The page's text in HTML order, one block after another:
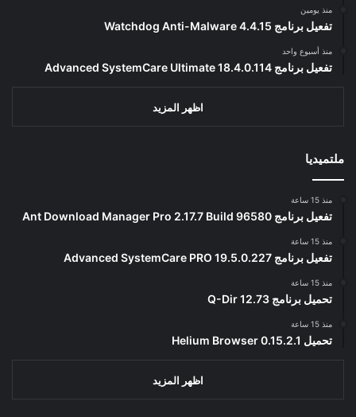
منذ يومين
تفعيل برنامج Watchdog Anti-Malware 4.4.15
منذ أسبوع واحد
تفعيل برنامج Advanced SystemCare Ultimate 18.4.0.114
اظهر المزيد
ملتميديا
منذ 15 ساعة
تفعيل برنامج Ant Download Manager Pro 2.17.7 Build 96580
منذ 15 ساعة
تفعيل برنامج Advanced SystemCare PRO 19.5.0.227
منذ 15 ساعة
تحميل برنامج Q-Dir 12.73
منذ 15 ساعة
تحميل Helium Browser 0.15.2.1
اظهر المزيد